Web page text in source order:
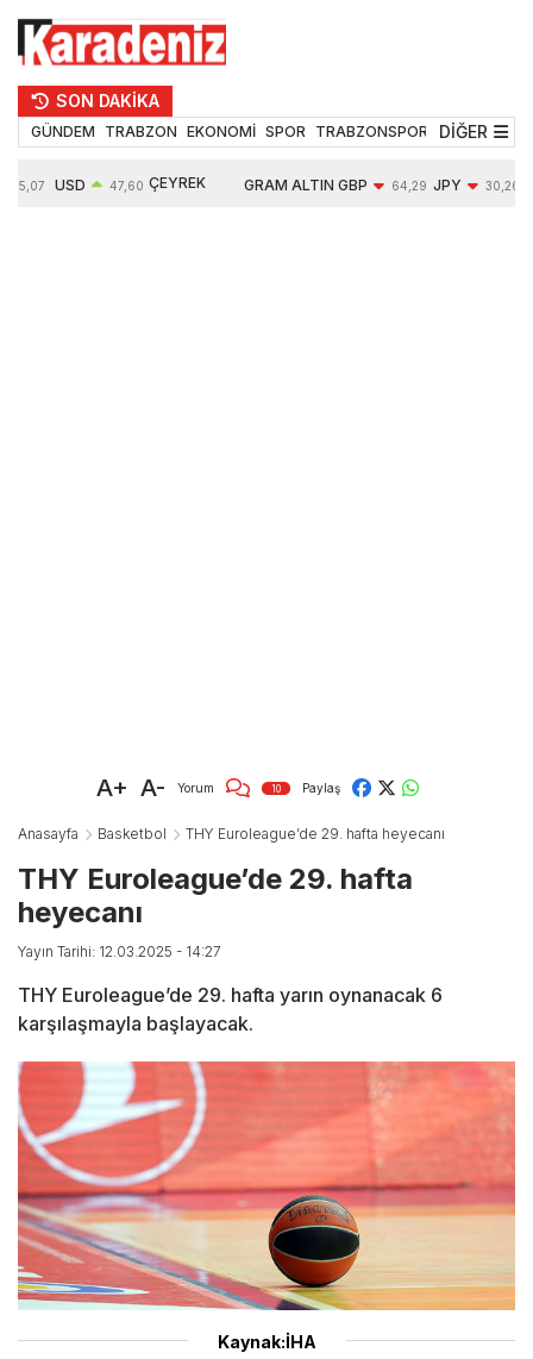
SON DAKİKA
GÜNDEM TRABZON EKONOMİ SPOR TRABZONSPOR TEKNOLOJİ
DİĞER
55,07 USD 47,60 ÇEYREK GRAM ALTIN GBP 64,29 JPY 30,26
A+ A- Yorum 10 Paylaş
Anasayfa Basketbol THY Euroleague’de 29. hafta heyecanı
THY Euroleague’de 29. hafta
heyecanı
Yayın Tarihi: 12.03.2025 - 14:27
THY Euroleague’de 29. hafta yarın oynanacak 6
karşılaşmayla başlayacak.
Kaynak:İHA